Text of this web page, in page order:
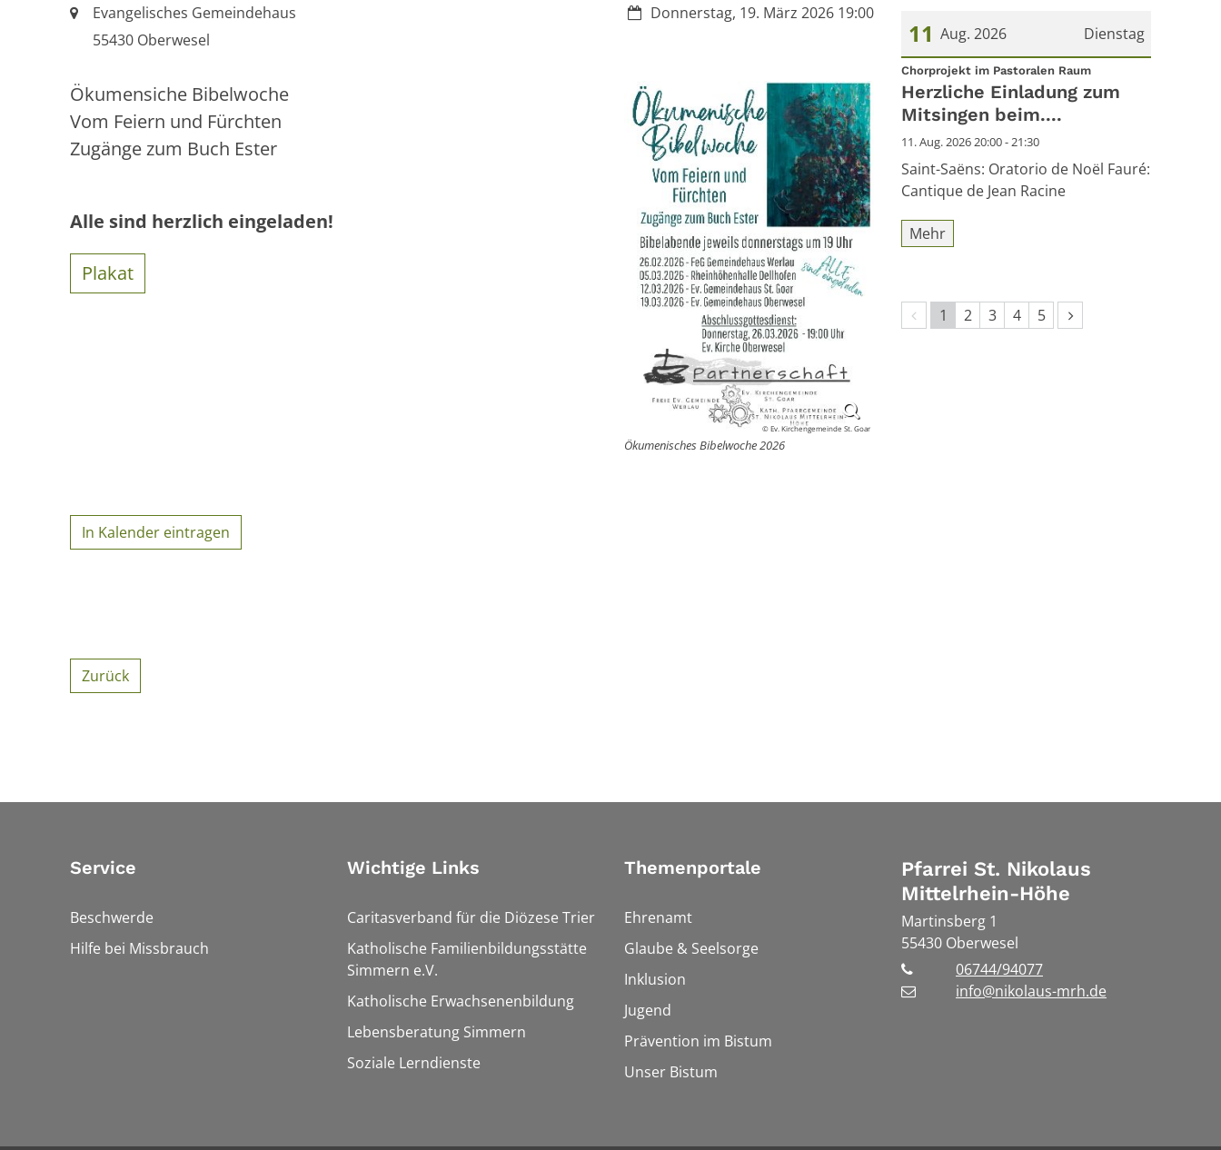
Datum:Donnerstag, 19. März 2026 19:00
Ort:Evangelisches Gemeindehaus
55430 Oberwesel
© Ev. Kirchengemeinde St. Goar
Ökumenisches Bibelwoche 2026
Ökumensiche Bibelwoche
Vom Feiern und Fürchten
Zugänge zum Buch Ester
Alle sind herzlich eingeladen!
Plakat
In Kalender eintragen
Dienstag
11 Aug. 2026
Datum: 11. August 2026
Chorprojekt im Pastoralen Raum:
Herzliche Einladung zum
Mitsingen beim....
11. Aug. 2026 20:00 - 21:30
Saint-Saëns: Oratorio de Noël Fauré:
Cantique de Jean Racine
Mehr
Vorherige Seite
1 2 3 4 5 Nächste Seite
Zurück
Service
Beschwerde
Hilfe bei Missbrauch
Wichtige Links
Caritasverband für die Diözese Trier
Katholische Familienbildungsstätte
Simmern e.V.
Katholische Erwachsenenbildung
Lebensberatung Simmern
Soziale Lerndienste
Themenportale
Ehrenamt
Glaube & Seelsorge
Inklusion
Jugend
Prävention im Bistum
Unser Bistum
Pfarrei St. Nikolaus
Mittelrhein-Höhe
Martinsberg 1
55430 Oberwesel
06744/94077
info@nikolaus-mrh.de